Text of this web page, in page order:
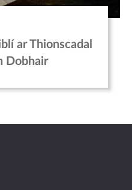
ar Thionscadal
Dobhair